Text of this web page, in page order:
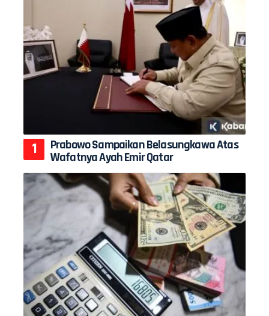
Prabowo Sampaikan Belasungkawa Atas
Wafatnya Ayah Emir Qatar